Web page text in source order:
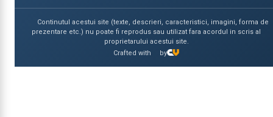
Continutul acestui site (texte, descrieri, caracteristici, imagini, forma de
prezentare etc.) nu poate fi reprodus sau utilizat fara acordul in scris al
proprietarului acestui site.
Crafted with
by